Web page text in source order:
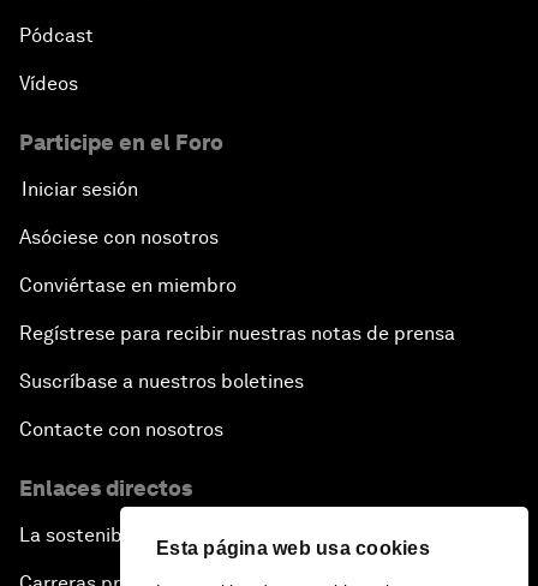
Esta página web usa cookies
Pódcast
Vídeos
Participe en el Foro
Iniciar sesión
Asóciese con nosotros
Conviértase en miembro
Regístrese para recibir nuestras notas de prensa
Suscríbase a nuestros boletines
Contacte con nosotros
Enlaces directos
La sostenibilidad en el Foro